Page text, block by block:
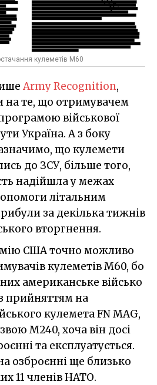
кулеметів M60
Army Recognition,
на те, що отримувачем
військової
Україна. А з боку
що кулемети
до ЗСУ, більше того,
надійшла у межах
літальним
за декілька тижнів
вторгнення.
США точно можливо
кулеметів M60, бо
американське військо
прийняттям на
кулемета FN MAG,
M240, хоча він досі
та експлуатується.
озброєнні ще близько
11 членів НАТО.